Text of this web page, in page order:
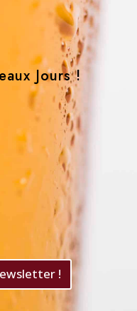
Jours !
!